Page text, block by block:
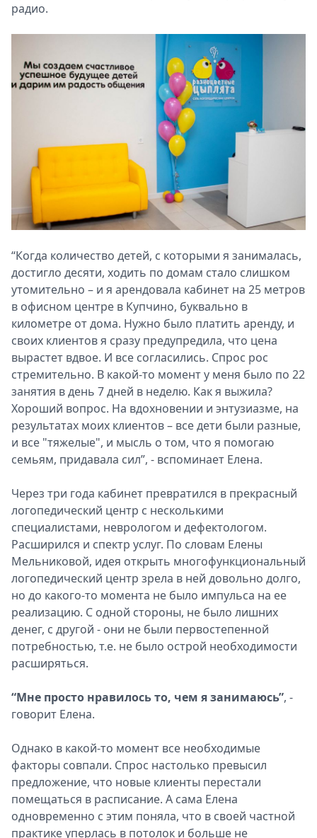
радио.
“Когда количество детей, с которыми я занималась,
достигло десяти, ходить по домам стало слишком
утомительно – и я арендовала кабинет на 25 метров
в офисном центре в Купчино, буквально в
километре от дома. Нужно было платить аренду, и
своих клиентов я сразу предупредила, что цена
вырастет вдвое. И все согласились. Спрос рос
стремительно. В какой-то момент у меня было по 22
занятия в день 7 дней в неделю. Как я выжила?
Хороший вопрос. На вдохновении и энтузиазме, на
результатах моих клиентов – все дети были разные,
и все "тяжелые", и мысль о том, что я помогаю
семьям, придавала сил”, - вспоминает Елена.
Через три года кабинет превратился в прекрасный
логопедический центр с несколькими
специалистами, неврологом и дефектологом.
Расширился и спектр услуг. По словам Елены
Мельниковой, идея открыть многофункциональный
логопедический центр зрела в ней довольно долго,
но до какого-то момента не было импульса на ее
реализацию. С одной стороны, не было лишних
денег, с другой - они не были первостепенной
потребностью, т.е. не было острой необходимости
расширяться.
“Мне просто нравилось то, чем я занимаюсь”, -
говорит Елена.
Однако в какой-то момент все необходимые
факторы совпали. Спрос настолько превысил
предложение, что новые клиенты перестали
помещаться в расписание. А сама Елена
одновременно с этим поняла, что в своей частной
практике уперлась в потолок и больше не